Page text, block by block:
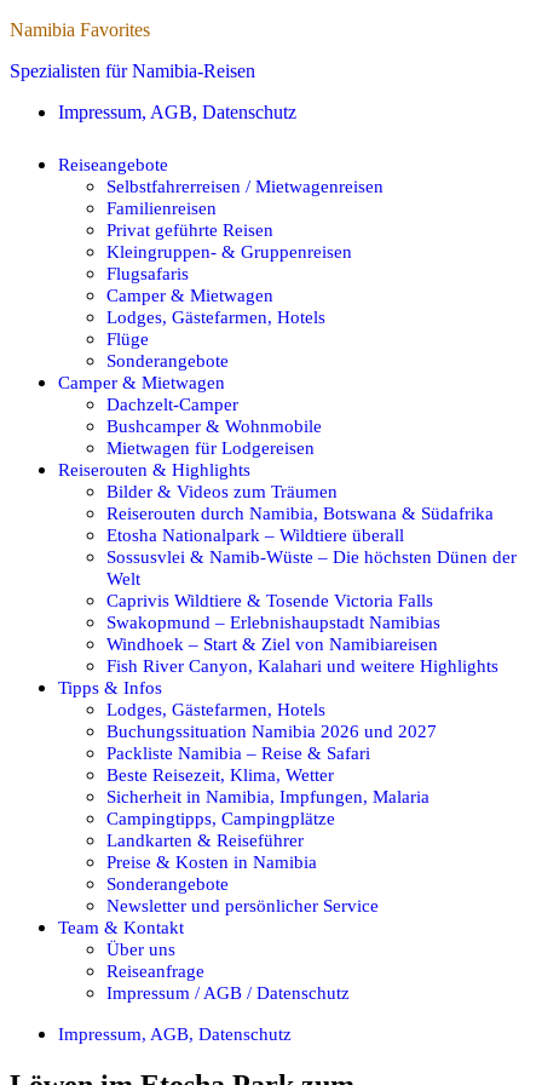
Namibia Favorites
Spezialisten für Namibia-Reisen
Impressum, AGB, Datenschutz
Reiseangebote
Selbstfahrerreisen / Mietwagenreisen
Familienreisen
Privat geführte Reisen
Kleingruppen- & Gruppenreisen
Flugsafaris
Camper & Mietwagen
Lodges, Gästefarmen, Hotels
Flüge
Sonderangebote
Camper & Mietwagen
Dachzelt-Camper
Bushcamper & Wohnmobile
Mietwagen für Lodgereisen
Reiserouten & Highlights
Bilder & Videos zum Träumen
Reiserouten durch Namibia, Botswana & Südafrika
Etosha Nationalpark – Wildtiere überall
Sossusvlei & Namib-Wüste – Die höchsten Dünen der
Welt
Caprivis Wildtiere & Tosende Victoria Falls
Swakopmund – Erlebnishaupstadt Namibias
Windhoek – Start & Ziel von Namibiareisen
Fish River Canyon, Kalahari und weitere Highlights
Tipps & Infos
Lodges, Gästefarmen, Hotels
Buchungssituation Namibia 2026 und 2027
Packliste Namibia – Reise & Safari
Beste Reisezeit, Klima, Wetter
Sicherheit in Namibia, Impfungen, Malaria
Campingtipps, Campingplätze
Landkarten & Reiseführer
Preise & Kosten in Namibia
Sonderangebote
Newsletter und persönlicher Service
Team & Kontakt
Über uns
Reiseanfrage
Impressum / AGB / Datenschutz
Impressum, AGB, Datenschutz